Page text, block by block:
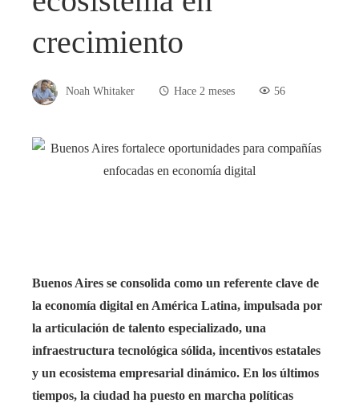
crecimiento
Noah Whitaker Hace 2 meses 56
Buenos Aires se consolida como un referente clave de
la economía digital en América Latina, impulsada por
la articulación de talento especializado, una
infraestructura tecnológica sólida, incentivos estatales
y un ecosistema empresarial dinámico. En los últimos
tiempos, la ciudad ha puesto en marcha políticas